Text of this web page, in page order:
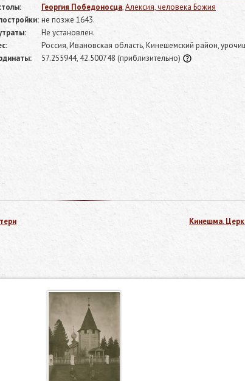
Георгия Победоносца,Алексия, человека Божия
не позже 1643.
Не установлен.
Россия, Ивановская область, Кинешемский район,
57.255944, 42.500748 (приблизительно)
Кинешма.